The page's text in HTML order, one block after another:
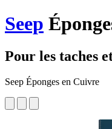
Seep
Pour les taches
Seep Éponges en Cuivre